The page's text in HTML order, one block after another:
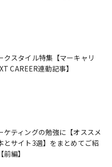
クスタイル特集【マーキャリ
CAREER連動記事】
ケティングの勉強に【オススメ
とサイト3選】をまとめてご紹
前編】